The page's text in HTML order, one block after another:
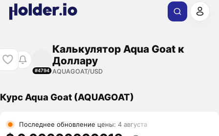
#4794
Калькулятор Aqua Goat к
Доллару
AQUAGOAT/USD
Курс Aqua Goat (AQUAGOAT)
Последнее обновление цены: 4 августа